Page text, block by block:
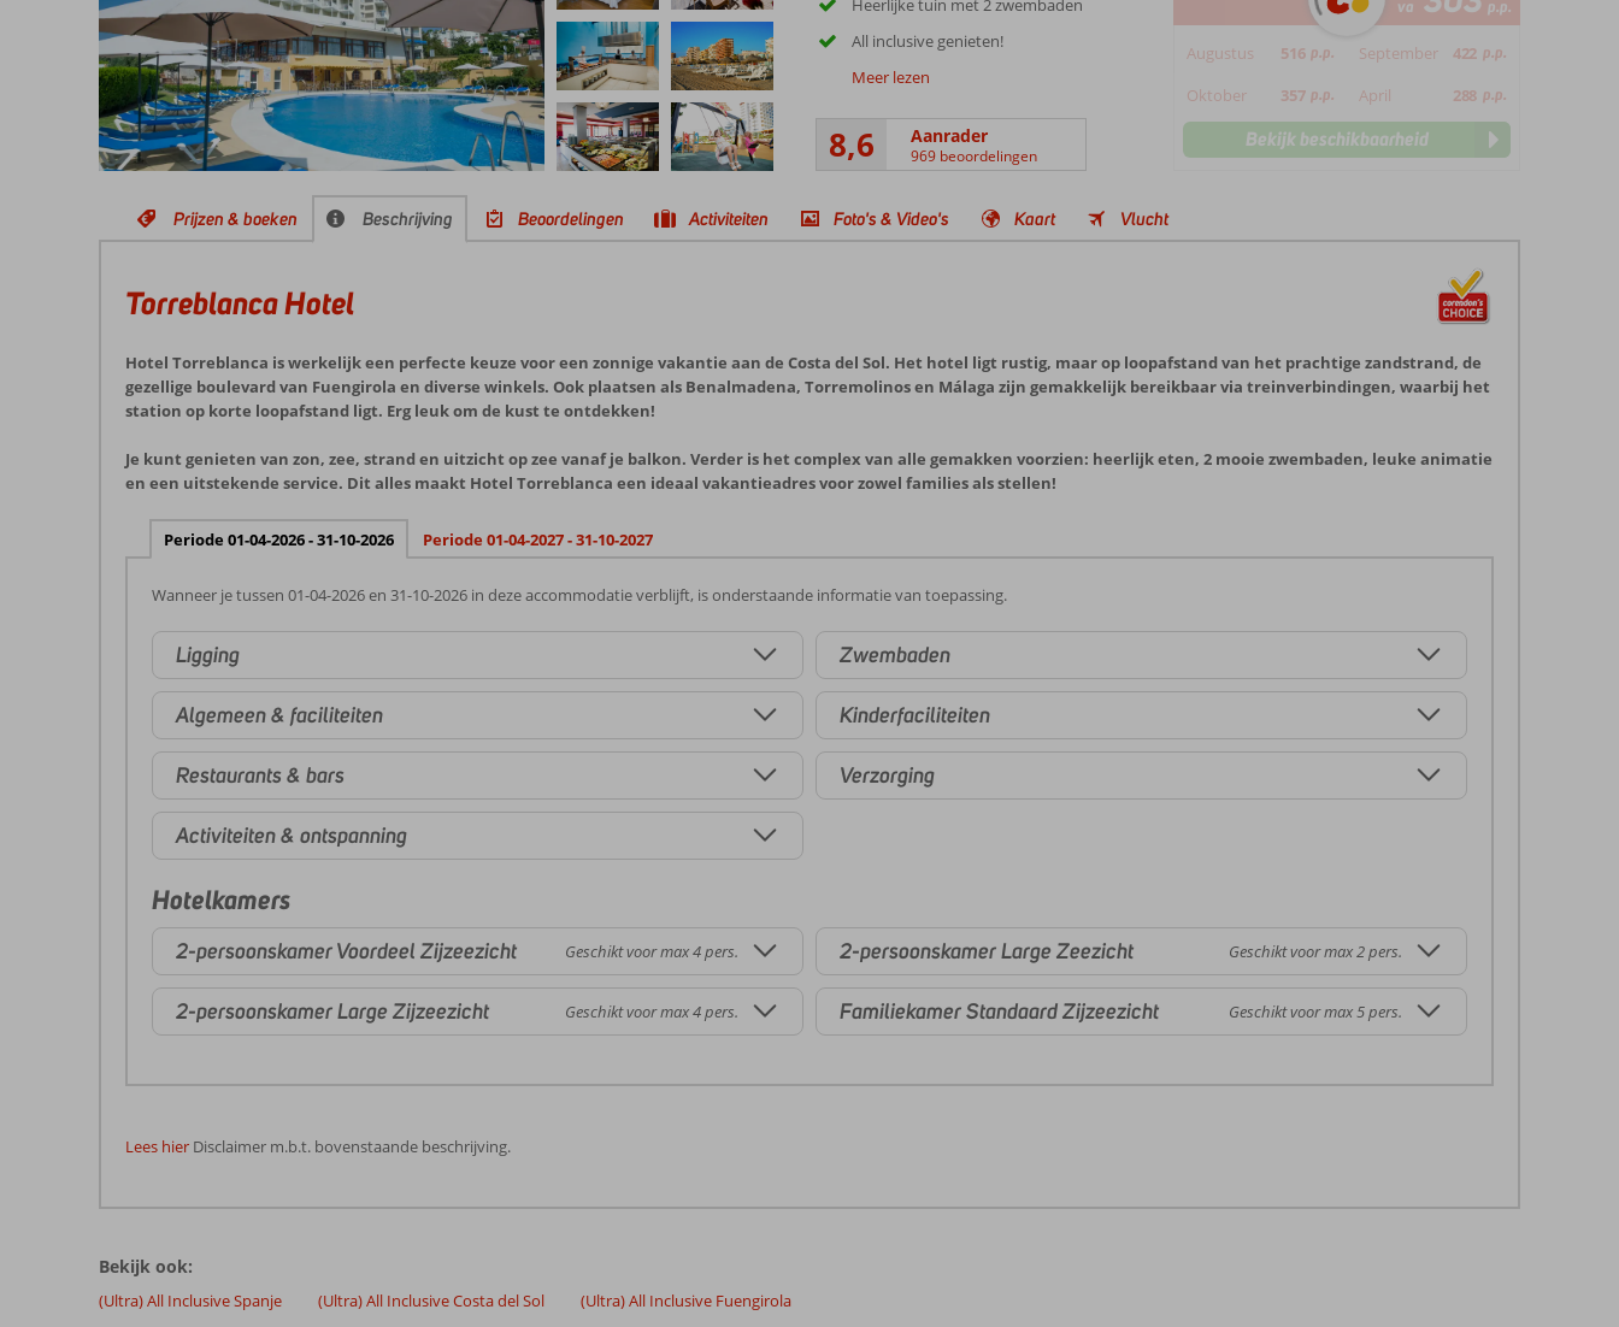
Heerlijke tuin met 2 zwembaden
All inclusive genieten!
Meer lezen
8,6 Aanrader
969 beoordelingen
va p.p.
Augustus 516 p.p. September 422 p.p.
Oktober 357 p.p. April 288 p.p.
Bekijk beschikbaarheid
Prijzen & boeken Beschrijving Beoordelingen Activiteiten Foto's & Video's Kaart Vlucht
Torreblanca Hotel
Hotel Torreblanca is werkelijk een perfecte keuze voor een zonnige vakantie aan de Costa del Sol. Het hotel ligt rustig, maar op loopafstand van het prachtige zandstrand, de
gezellige boulevard van Fuengirola en diverse winkels. Ook plaatsen als Benalmadena, Torremolinos en Málaga zijn gemakkelijk bereikbaar via treinverbindingen, waarbij het
station op korte loopafstand ligt. Erg leuk om de kust te ontdekken!
Je kunt genieten van zon, zee, strand en uitzicht op zee vanaf je balkon. Verder is het complex van alle gemakken voorzien: heerlijk eten, 2 mooie zwembaden, leuke animatie
en een uitstekende service. Dit alles maakt Hotel Torreblanca een ideaal vakantieadres voor zowel families als stellen!
Periode 01-04-2026 - 31-10-2026 Periode 01-04-2027 - 31-10-2027
Wanneer je tussen 01-04-2026 en 31-10-2026 in deze accommodatie verblijft, is onderstaande informatie van toepassing.
Ligging
Algemeen & faciliteiten
Restaurants & bars
Activiteiten & ontspanning
Zwembaden
Kinderfaciliteiten
Verzorging
Hotelkamers
2-persoonskamer Voordeel Zijzeezicht Geschikt voor max 4 pers.
2-persoonskamer Large Zijzeezicht Geschikt voor max 4 pers.
2-persoonskamer Large Zeezicht Geschikt voor max 2 pers.
Familiekamer Standaard Zijzeezicht Geschikt voor max 5 pers.
Lees hier Disclaimer m.b.t. bovenstaande beschrijving.
door
onze
klanten
Bekijk ook:
(Ultra) All Inclusive Spanje (Ultra) All Inclusive Costa del Sol (Ultra) All Inclusive Fuengirola